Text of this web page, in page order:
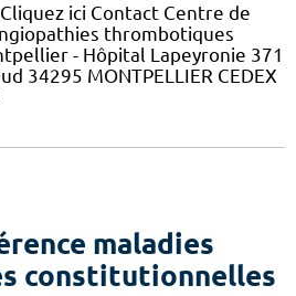
ici Contact Centre de
thrombotiques
- Hôpital Lapeyronie 371
34295 MONTPELLIER CEDEX
maladies
constitutionnelles